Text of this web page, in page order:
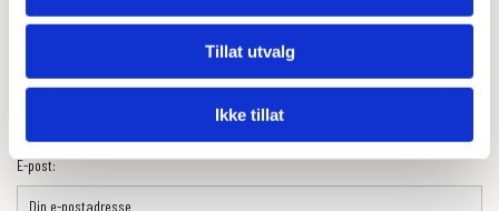
Tillat utvalg
Ikke tillat
Skriv en kommentar
Navn
E-post: